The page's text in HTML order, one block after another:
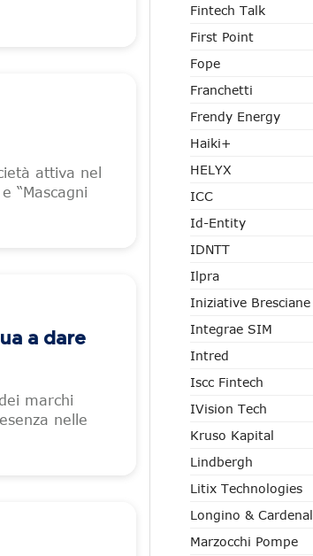
attiva nel
“Mascagni
a dare
marchi
nelle
Fintech Talk
First Point
Fope
Franchetti
Frendy Energy
Haiki+
HELYX
ICC
Id-Entity
IDNTT
Ilpra
Iniziative Bresciane
Integrae SIM
Intred
Iscc Fintech
IVision Tech
Kruso Kapital
Lindbergh
Litix Technologies
Longino & Cardenal
Marzocchi Pompe